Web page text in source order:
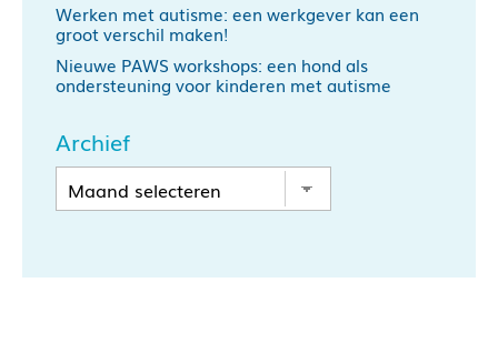
Werken met autisme: een werkgever kan een
groot verschil maken!
Nieuwe PAWS workshops: een hond als
ondersteuning voor kinderen met autisme
Archief